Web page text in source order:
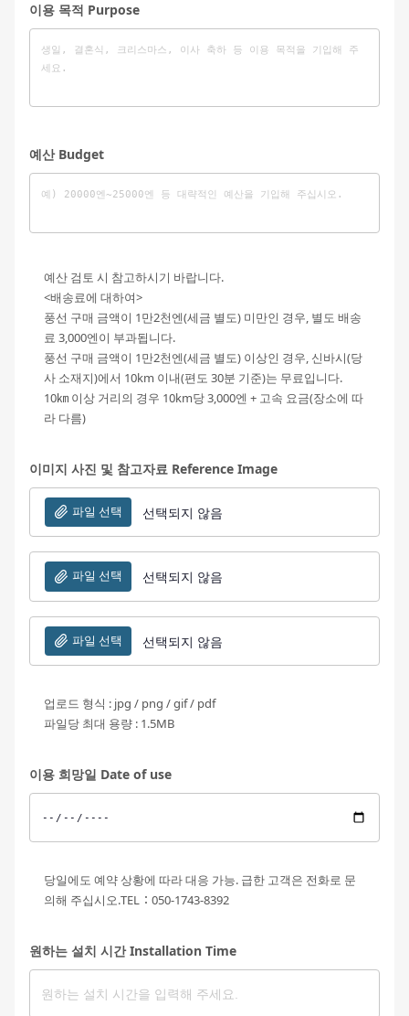
이용 목적 Purpose
예산 Budget
예산 검토 시 참고하시기 바랍니다.
<배송료에 대하여>
풍선 구매 금액이 1만2천엔(세금 별도) 미만인 경우, 별도 배송
료 3,000엔이 부과됩니다.
풍선 구매 금액이 1만2천엔(세금 별도) 이상인 경우, 신바시(당
사 소재지)에서 10km 이내(편도 30분 기준)는 무료입니다.
10㎞ 이상 거리의 경우 10km당 3,000엔 + 고속 요금(장소에 따
라 다름)
이미지 사진 및 참고자료 Reference Image
파일 선택 선택되지 않음
파일 선택 선택되지 않음
파일 선택 선택되지 않음
업로드 형식 : jpg / png / gif / pdf
파일당 최대 용량 : 1.5MB
이용 희망일 Date of use
당일에도 예약 상황에 따라 대응 가능. 급한 고객은 전화로 문
의해 주십시오.TEL：050-1743-8392
원하는 설치 시간 Installation Time